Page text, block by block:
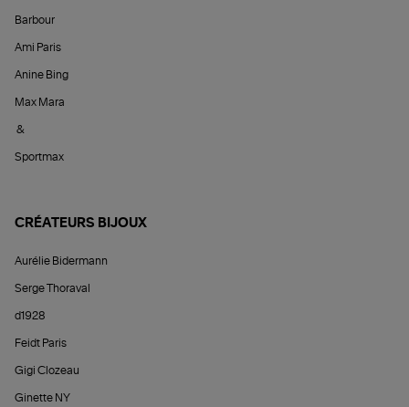
Barbour
Ami Paris
Anine Bing
Max Mara
&
Sportmax
CRÉATEURS BIJOUX
Aurélie Bidermann
Serge Thoraval
d1928
Feidt Paris
Gigi Clozeau
Ginette NY